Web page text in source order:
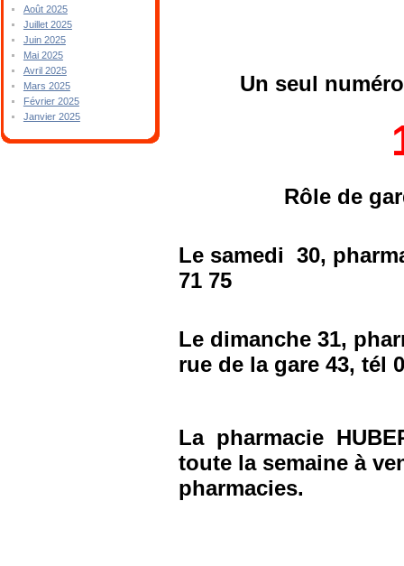
Août 2025
Juillet 2025
Juin 2025
Mai 2025
Avril 2025
Mars 2025
Février 2025
Janvier 2025
Un seul
Rôle de
Le samedi 30,
71 75
Le dimanche 31,
rue de la gare 43, tél
La pharmacie
toute la semaine à
pharmacies.